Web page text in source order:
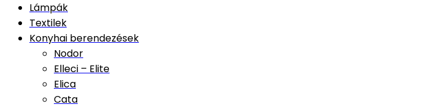
Lámpák
Textilek
Konyhai berendezések
Nodor
Elleci – Elite
Elica
Cata